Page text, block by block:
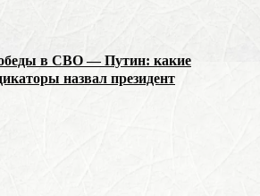
в СВО — Путин: какие
назвал президент